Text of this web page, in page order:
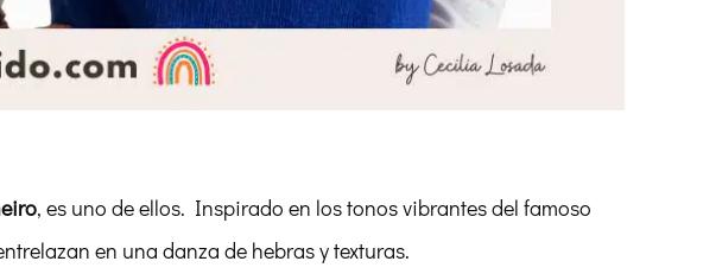
, es uno de ellos. Inspirado en los tonos vibrantes del famoso
en una danza de hebras y texturas.